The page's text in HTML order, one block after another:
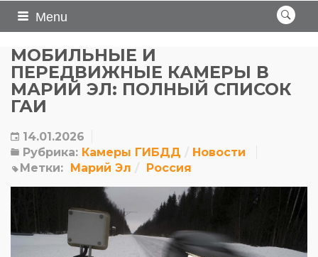
Menu
МОБИЛЬНЫЕ И
ПЕРЕДВИЖНЫЕ КАМЕРЫ В
МАРИЙ ЭЛ: ПОЛНЫЙ СПИСОК
ГАИ
14.01.2026
Рубрика: Камеры ГИБДД
Новости
Метки: Марий Эл Россия